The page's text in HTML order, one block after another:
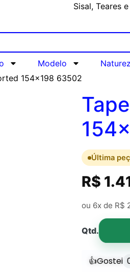
Sisal, Teares
Modelo
154×198 63502
Última
R$
ou 6x de R$
Qtd.
👍Gostei